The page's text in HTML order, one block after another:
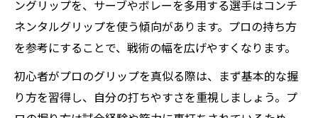
ングリップを、サーブやボレーを多用する選手はコンチ
ネンタルグリップを使う傾向があります。プロの持ち方
を参考にすることで、戦術の幅を広げやすくなります。
初心者がプロのグリップを真似る際は、まず基本的な握
り方を習得し、自分の打ちやすさを重視しましょう。プ